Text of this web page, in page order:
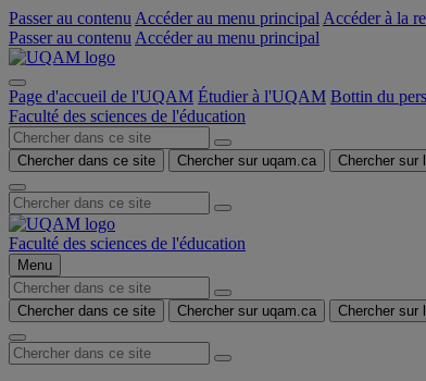
Passer au contenu Accéder au menu principal Accéder à la
Passer au contenu Accéder au menu principal
Page d'accueil de l'UQAM Étudier à l'UQAM Bottin du
Faculté des sciences de l'éducation
Chercher dans ce site Chercher sur uqam.ca Chercher sur
Faculté des sciences de l'éducation
Menu
Chercher dans ce site Chercher sur uqam.ca Chercher sur